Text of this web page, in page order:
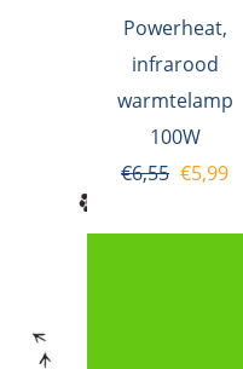
Powerheat,
infrarood
warmtelamp
100W
€6,55 €5,99